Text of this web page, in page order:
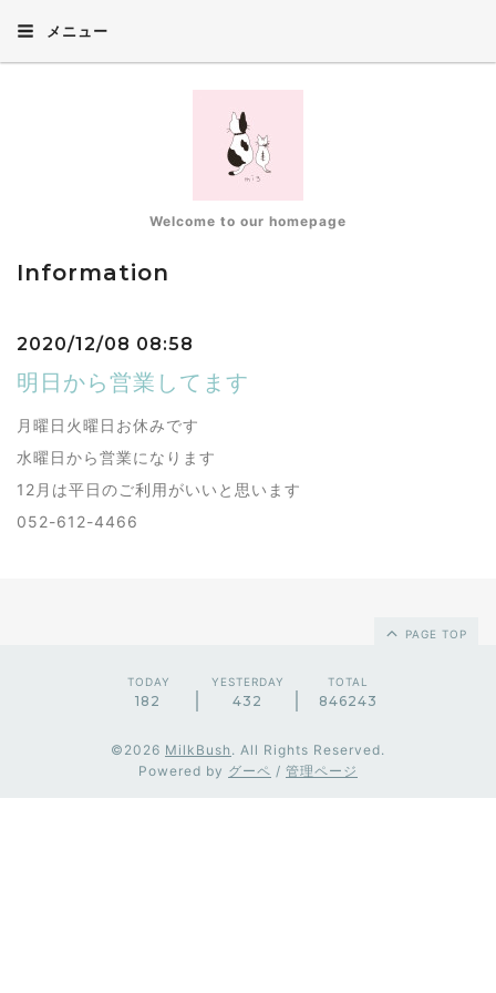
メニュー
Welcome to our homepage
Information
2020/12/08 08:58
明日から営業してます
月曜日火曜日お休みです
水曜日から営業になります
12月は平日のご利用がいいと思います
052-612-4466
PAGE TOP
TODAY
182
YESTERDAY
432
TOTAL
846243
©2026 MilkBush . All Rights Reserved.
Powered by グーペ / 管理ページ